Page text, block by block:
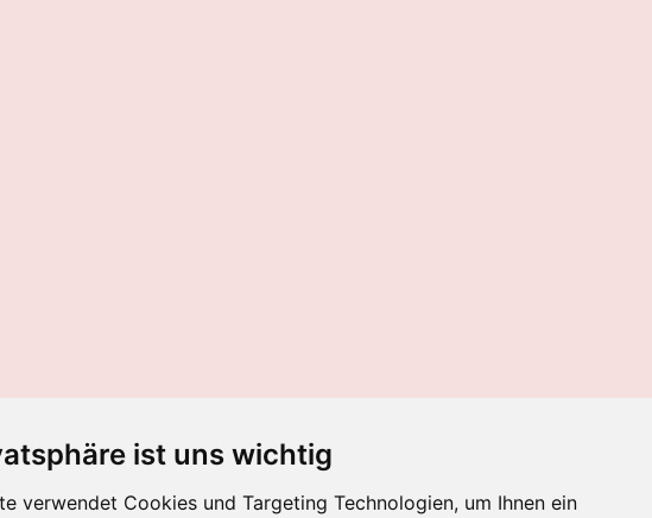
ist uns wichtig
verwendet Cookies und Targeting Technologien, um Ihnen ein